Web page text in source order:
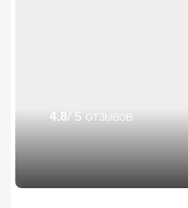
4.8/ 5 отзывов